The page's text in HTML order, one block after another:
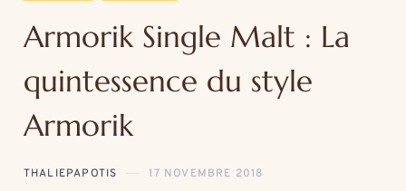
Armorik Single Malt : La
quintessence du style
Armorik
THALIEPAPOTIS 17 NOVEMBRE 2018